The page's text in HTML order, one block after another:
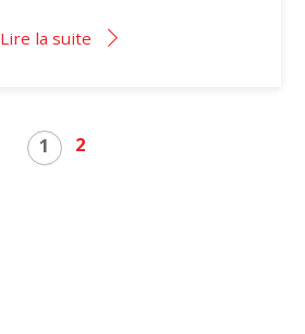
Lire la suite
1 2